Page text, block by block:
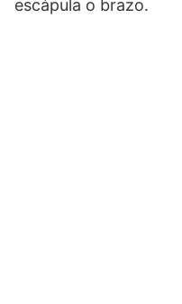
escápula o brazo.